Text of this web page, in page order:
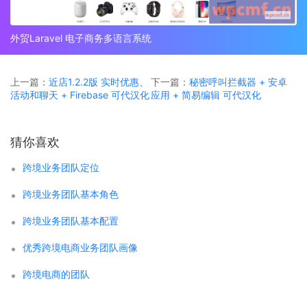
外贸Laravel 电子商务多语言系统
上一篇： 近店1.2.2版 实时优惠、
活动和聊天 + Firebase 可代汉化
下一篇： 秘密呼叫拦截器 + 安卓
应用 + 简易编辑 可代汉化
猜你喜欢
跨境业务团队定位
跨境业务团队基本角色
跨境业务团队基本配置
优秀跨境电商业务团队画像
跨境电商的团队